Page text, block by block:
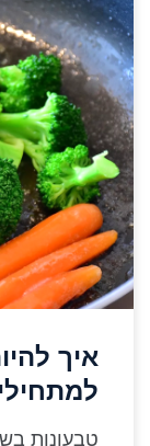
איך
טבעונות